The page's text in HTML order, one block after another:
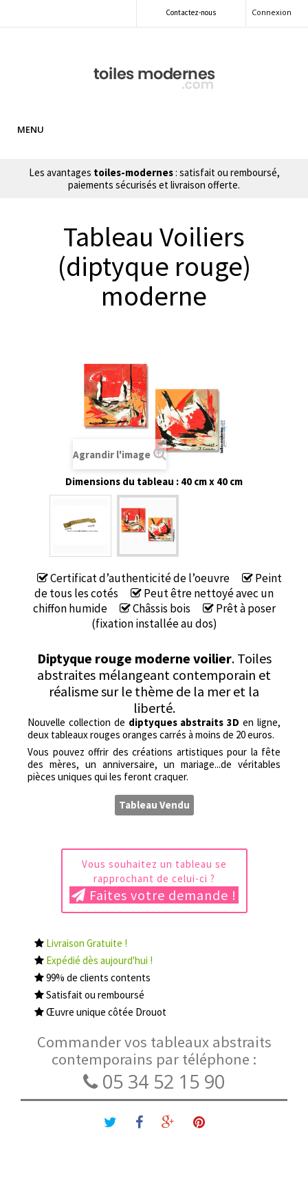
Connexion
Contactez-nous
MENU
Les avantages toiles-modernes: satisfait ou remboursé,
paiements sécurisés et livraison offerte.
Tableau Voiliers
(diptyque rouge)
moderne
Agrandir l'image
Dimensions du tableau : 40 cm x 40 cm
Certificat d’authenticité de l’oeuvre
Peint
de tous les cotés
Peut être nettoyé avec un
chiffon humide
Châssis bois
Prêt à poser
(fixation installée au dos)
Diptyque rouge moderne voilier. Toiles
abstraites mélangeant contemporain et
réalisme sur le thème de la mer et la
liberté.
Nouvelle collection de diptyques abstraits 3D en ligne,
deux tableaux rouges oranges carrés à moins de 20 euros.
Vous pouvez offrir des créations artistiques pour la fête
des mères, un anniversaire, un mariage...de véritables
pièces uniques qui les feront craquer.
Tableau Vendu
Vous souhaitez un tableau se
rapprochant de celui-ci ?
Faites votre demande !
Livraison Gratuite !
Expédié dès aujourd'hui !
99% de clients contents
Satisfait ou remboursé
Œuvre unique côtée Drouot
Commander vos tableaux abstraits
contemporains par téléphone :
05 34 52 15 90